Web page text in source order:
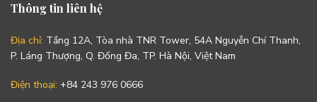
Thông tin liên hệ
Địa chỉ: Tầng 12A, Tòa nhà TNR Tower, 54A Nguyễn Chí Thanh,
P. Láng Thượng, Q. Đống Đa, TP. Hà Nội, Việt Nam
Điện thoại: +84 243 976 0666